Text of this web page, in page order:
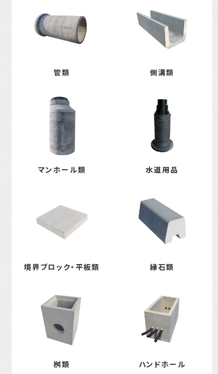
管類 側溝類
マンホール類 水道用品
境界ブロック・平板類 縁石類
桝類 ハンドホール